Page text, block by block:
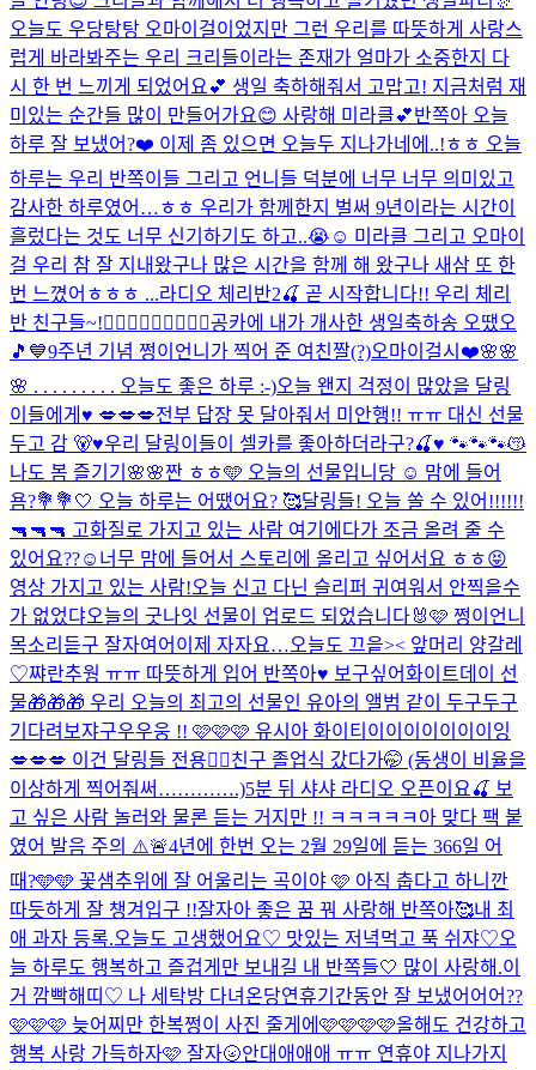
오늘도 우당탕탕 오마이걸이었지만 그런 우리를 따뜻하게 사랑스
럽게 바라봐주는 우리 크리들이라는 존재가 얼마가 소중한지 다
시 한 번 느끼게 되었어요💕 생일 축하해줘서 고맙고! 지금처럼 재
미있는 순간들 많이 만들어가요😊 사랑해 미라클💕반쪽아 오늘
하루 잘 보냈어?❤️ 이제 좀 있으면 오늘두 지나가네에..!ㅎㅎ 오늘
하루는 우리 반쪽이들 그리고 언니들 덕분에 너무 너무 의미있고
감사한 하루였어…ㅎㅎ 우리가 함께한지 벌써 9년이라는 시간이
흘렀다는 것도 너무 신기하기도 하고..😭☺️ 미라클 그리고 오마이
걸 우리 참 잘 지내왔구나 많은 시간을 함께 해 왔구나 새삼 또 한
번 느꼈어ㅎㅎㅎ ...라디오 체리반2🍒 곧 시작합니다!! 우리 체리
반 친구들~!🙋🏻‍♀️🙋🏻‍♀️🙋🏻‍♀️공카에 내가 개사한 생일축하송 오땠오
🎵💙9주년 기념 쩡이언니가 찍어 준 여친짤(?)오마이걸시❤️🌸🌸
🌸 . . . . . . . . . 오늘도 좋은 하루 :-)오늘 왠지 걱정이 많았을 달링
이들에게♥️ 💋💋💋전부 답장 못 달아줘서 미안행!! ㅠㅠ 대신 선물
두고 감 🐻♥️우리 달링이들이 셀카를 좋아하더라구?🍒♥️ 🐾🐾🐾😽
나도 봄 즐기기🌸🌸짠 ㅎㅎ🩵 오늘의 선물입니당 ☺️ 맘에 들어
욤?💐 💐🤍 오늘 하루는 어땠어요? 🥰달링들! 오늘 쏠 수 있어!!!!!!
🔫🔫🔫 고화질로 가지고 있는 사람 여기에다가 조금 올려 줄 수
있어요??☺️너무 맘에 들어서 스토리에 올리고 싶어서요 ㅎㅎ😝
영상 가지고 있는 사람!오늘 신고 다닌 슬리퍼 귀여워서 안찍을수
가 없었댜오늘의 굿나잇 선물이 업로드 되었습니다🐰🩷 쩡이언니
목소리듣구 잘자여어 이제 자자요…오늘도 끄읕>< 앞머리 양갈레
♡쨔란추웡 ㅠㅠ 따뜻하게 입어 반쪽아♥️ 보구싶어화이트데이 선
물🎁🎁🎁 우리 오늘의 최고의 선물인 유아의 앨범 같이 두구두구
기다려보쟈구우우웅 !! 🩷🩷🩷 유시아 화이티이이이이이이이잉
💋💋💋 이건 달링들 전용❤️‍🔥친구 졸업식 갔다가🤭 (동생이 비율을
이상하게 찍어줘써………….)5분 뒤 샤샤 라디오 오픈이요🍒 보
고 싶은 사람 놀러와 물론 듣는 거지만 !! ㅋㅋㅋㅋㅋ아 맞다 팩 붙
였어 발음 주의 ⚠️🚨4년에 한번 오는 2월 29일에 듣는 366일 어
때?🩵🩵 꽃샘추위에 잘 어울리는 곡이야 🩷 아직 춥다고 하니깐
따듯하게 잘 챙겨입구 !!잘자아 좋은 꿈 꿔 사랑해 반쪽아🥰내 최
애 과자 등록.오늘도 고생했어요♡ 맛있는 저녁먹고 푹 쉬쟈♡오
늘 하루도 행복하고 즐겁게만 보내길 내 반쪽들🤍 많이 사랑해.이
거 깜빡해띠♡ 나 세탁방 다녀온당연휴기간동안 잘 보냈어어어??
🩷🩷🩷 늦어찌만 한복쩡이 사진 줄게에🩷🩷🩷🩷올해도 건강하고
행복 사랑 가득하자🩷 잘자🌝안대애애애 ㅠㅠ 연휴야 지나가지